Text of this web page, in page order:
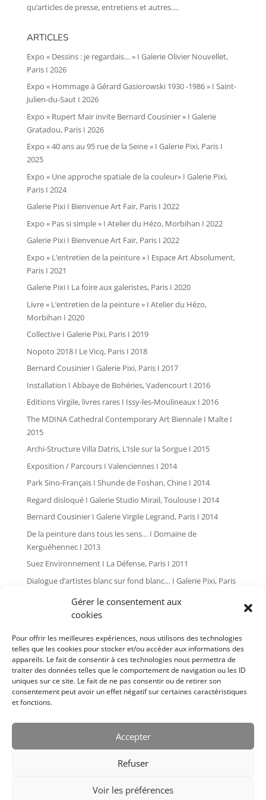
Gérer le consentement aux
cookies
Pour offrir les meilleures expériences, nous utilisons des technologies
telles que les cookies pour stocker et/ou accéder aux informations des
appareils. Le fait de consentir à ces technologies nous permettra de
traiter des données telles que le comportement de navigation ou les ID
uniques sur ce site. Le fait de ne pas consentir ou de retirer son
consentement peut avoir un effet négatif sur certaines caractéristiques
et fonctions.
Accepter
Refuser
Voir les préférences
qu’articles de presse, entretiens et autres….
ARTICLES
Expo « Dessins : je regardais… » I Galerie Olivier Nouvellet,
Paris I 2026
Expo « Hommage à Gérard Gasiorowski 1930 -1986 » I Saint-
Julien-du-Saut I 2026
Expo « Rupert Mair invite Bernard Cousinier » I Galerie
Gratadou, Paris I 2026
Expo « 40 ans au 95 rue de la Seine » I Galerie Pixi, Paris I
2025
Expo « Une approche spatiale de la couleur» I Galerie Pixi,
Paris I 2024
Galerie Pixi I Bienvenue Art Fair, Paris I 2022
Expo « Pas si simple » I Atelier du Hézo, Morbihan I 2022
Galerie Pixi I Bienvenue Art Fair, Paris I 2022
Expo « L’entretien de la peinture » I Espace Art Absolument,
Paris I 2021
Galerie Pixi I La foire aux galeristes, Paris I 2020
Livre « L’entretien de la peinture » I Atelier du Hézo,
Morbihan I 2020
Collective I Galerie Pixi, Paris I 2019
Nopoto 2018 I Le Vicq, Paris I 2018
Bernard Cousinier I Galerie Pixi, Paris I 2017
Installation I Abbaye de Bohéries, Vadencourt I 2016
Editions Virgile, livres rares I Issy-les-Moulineaux I 2016
The MDINA Cathedral Contemporary Art Biennale I Malte I
2015
Archi-Structure Villa Datris, L’Isle sur la Sorgue I 2015
Exposition / Parcours I Valenciennes I 2014
Park Sino-Français I Shunde de Foshan, Chine I 2014
Regard disloqué I Galerie Studio Mirail, Toulouse I 2014
Bernard Cousinier I Galerie Virgile Legrand, Paris I 2014
De la peinture dans tous les sens… I Domaine de
Kerguéhennec I 2013
Suez Environnement I La Défense, Paris I 2011
Dialogue d’artistes blanc sur fond blanc… I Galerie Pixi, Paris
Global painting I Les Tanneries, Amilly I 2009
Plan d’angle I Galerie Pixi, Paris I 2006
Bernard Cousinier I Issoire I 2005
Cousinier I Salle Le Cube, Paris I 2004
L’art dans les chapelles I Pontivy I 2004